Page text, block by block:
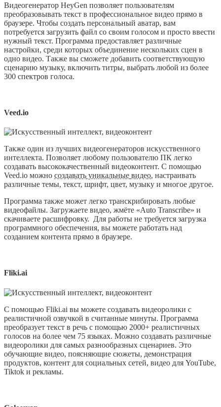
Видеогенератор HeyGen позволяет пользователям
преобразовывать текст в профессиональное видео прямо в
браузере. Чтобы создать персональный аватар, вам
потребуется загрузить файл со своим голосом и просто ввести
нужный текст. Программа предоставляет различные
настройки, среди которых объединение нескольких сцен в
одно видео. Также вы сможете добавить соответствующую
сценарию музыку, включить титры, выбрать любой из более
300 спектров голоса.
Veed.io
Также один из лучших видеогенераторов искусственного
интеллекта. Позволяет любому пользователю ПК легко
создавать высококачественный видеоконтент. С помощью
Veed.io можно создавать уникальные видео, настраивать
различные темы, текст, шрифт, цвет, музыку и многое другое.
Программа также может легко транскрибировать любые
видеофайлы. Загружаете видео, жмёте «Auto Transcribe» и
скачиваете расшифровку. Для работы не требуется загрузка
программного обеспечения, вы можете работать над
созданием контента прямо в браузере.
Fliki.ai
С помощью Fliki.ai вы можете создавать видеоролики с
реалистичной озвучкой в считанные минуты. Программа
преобразует текст в речь с помощью 2000+ реалистичных
голосов на более чем 75 языках. Можно создавать различные
видеоролики для самых разнообразных сценариев. Это
обучающие видео, поясняющие сюжеты, демонстрация
продуктов, контент для социальных сетей, видео для YouTube,
Tiktok и рекламы.